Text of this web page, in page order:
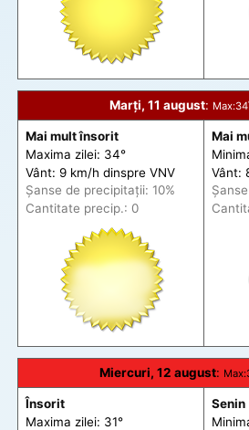
Marți, 11 august: Max
Mai mult însorit
Maxima zilei: 34°
Vânt: 9 km/h dinspre VNV
Șanse de precipitații: 10%
Cantitate precip.: 0
Mai
Vânt:
Miercuri, 12 august: Max
Însorit
Maxima zilei: 31°
Senin